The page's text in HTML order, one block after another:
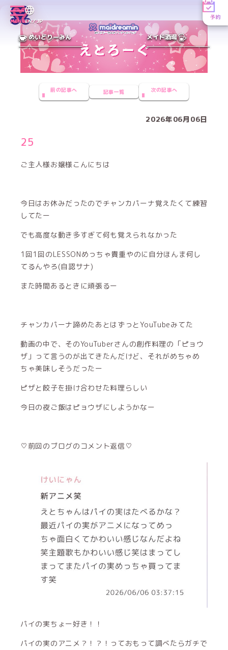
MENUEN／JP
予約
めいどりーみん メイド酒場
前の記事へ 記事一覧 次の記事へ
2026年06月06日
25
ご主人様お嬢様こんにちは
今日はお休みだったのでチャンカパーナ覚えたくて練習
してたー
でも高度な動き多すぎて何も覚えられなかった
1回1回のLESSONめっちゃ貴重やのに自分ほんま何し
てるんやろ(自認サナ)
また時間あるときに頑張るー
チャンカパーナ諦めたあとはずっとYouTubeみてた
動画の中で、そのYouTuberさんの創作料理の「ピョウ
ザ」って言うのが出てきたんだけど、それがめちゃめ
ちゃ美味しそうだったー
ピザと餃子を掛け合わせた料理らしい
今日の夜ご飯はピョウザにしようかなー
♡前回のブログのコメント返信♡
パイの実ちょー好き！！
パイの実のアニメ？！？！っておもって調べたらガチで